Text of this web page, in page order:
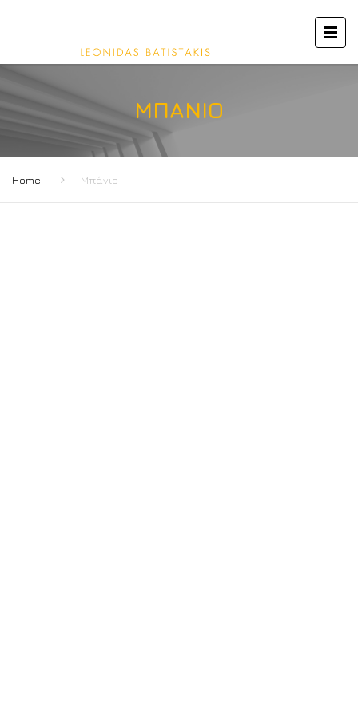
ΜΠΆΝΙΟ
Home Μπάνιο